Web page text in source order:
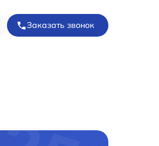
Заказать звонок